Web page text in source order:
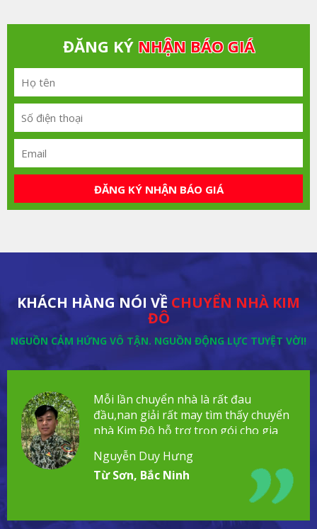
ĐĂNG KÝ NHẬN BÁO GIÁ
ĐĂNG KÝ NHẬN BÁO GIÁ
KHÁCH HÀNG NÓI VỀ CHUYỂN NHÀ KIM
ĐÔ
NGUỒN CẢM HỨNG VÔ TẬN. NGUỒN ĐỘNG LỰC TUYỆT VỜI!
Mỗi lần chuyển nhà là rất đau
đầu,nan giải rất may tìm thấy chuyển
nhà Kim Đô hỗ trợ trọn gói cho gia
Nguyễn Duy Hưng
Từ Sơn, Bắc Ninh